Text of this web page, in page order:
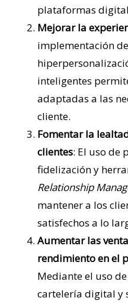
plataformas
Mejorar la
implementación
inteligentes
adaptadas a las
cliente.
Fomentar la
clientes: El uso de
fidelización y
Relationship
mantener a los
satisfechos a lo
Aumentar las
rendimiento en el
Mediante el uso
cartelería digital y